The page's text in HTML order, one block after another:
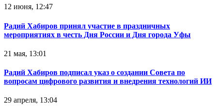
12 июня, 12:47
Радий Хабиров принял участие в праздничных
мероприятиях в честь Дня России и Дня города Уфы
21 мая, 13:01
Радий Хабиров подписал указ о создании Совета по
вопросам цифрового развития и внедрения технологий ИИ
29 апреля, 13:04